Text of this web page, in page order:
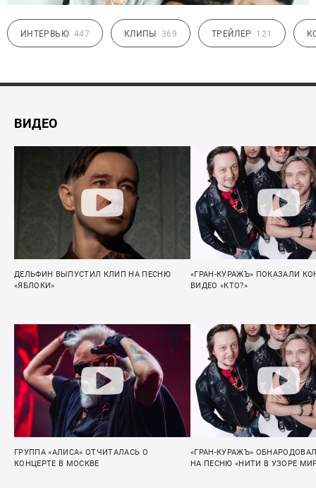
ИНТЕРВЬЮ 447 КЛИПЫ 369 ТРЕЙЛЕР 121
ВИДЕО
ДЕЛЬФИН ВЫПУСТИЛ КЛИП НА ПЕСНЮ
«ЯБЛОКИ»
«ГРАН-КУРАЖЪ» ПОКАЗАЛИ
ВИДЕО «КТО?»
ГРУППА «АЛИСА» ОТЧИТАЛАСЬ О
КОНЦЕРТЕ В МОСКВЕ
«ГРАН-КУРАЖЪ»
НА ПЕСНЮ «НИТИ В УЗОРЕ